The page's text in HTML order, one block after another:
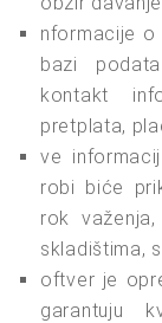
nformacije o
bazi
kontakt
pretplata,
ve
robi biće
rok
skladištima,
oftver je
garantuju